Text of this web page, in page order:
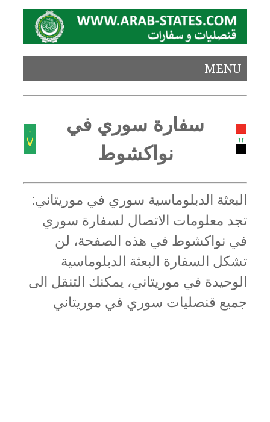
MENU
سفارة سوري في
نواكشوط
البعثة الدبلوماسية سوري في موريتاني:
تجد معلومات الاتصال لسفارة سوري
في نواكشوط في هذه الصفحة، لن
تشكل السفارة البعثة الدبلوماسية
الوحيدة في موريتاني، يمكنك التنقل الى
جميع قنصليات سوري في موريتاني